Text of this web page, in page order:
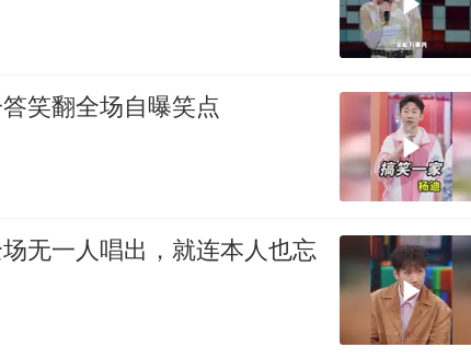
笑翻全场自曝笑点
无一人唱出，就连本人也忘